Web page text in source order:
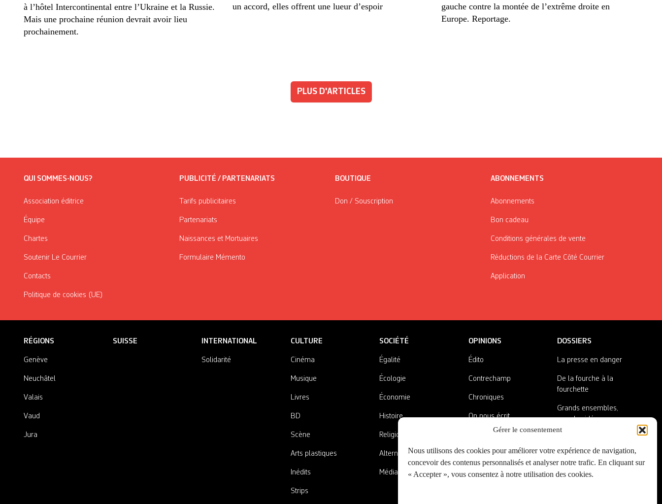
Gérer le consentement
Nous utilisons des cookies pour améliorer votre expérience de navigation,
concevoir des contenus personnalisés et analyser notre trafic. En cliquant sur
« Accepter », vous consentez à notre utilisation des cookies.
à l’hôtel Intercontinental entre l’Ukraine et la Russie.
Mais une prochaine réunion devrait avoir lieu
prochainement.
un accord, elles offrent une lueur d’espoir
gauche contre la montée de l’extrême droite en
Europe. Reportage.
PLUS D'ARTICLES
QUI SOMMES-NOUS?
Association éditrice
Équipe
Chartes
Soutenir Le Courrier
Contacts
Politique de cookies (UE)
PUBLICITÉ / PARTENARIATS
Tarifs publicitaires
Partenariats
Naissances et Mortuaires
Formulaire Mémento
BOUTIQUE
Don / Souscription
ABONNEMENTS
Abonnements
Bon cadeau
Conditions générales de vente
Réductions de la Carte Côté Courrier
Application
RÉGIONS
Genève
Neuchâtel
Valais
Vaud
Jura
SUISSE INTERNATIONAL
Solidarité
CULTURE
Cinéma
Musique
Livres
BD
Scène
Arts plastiques
Inédits
Strips
SOCIÉTÉ
Égalité
Écologie
Économie
Histoire
Religions
Alternatives
Médias
OPINIONS
Édito
Contrechamp
Chroniques
On nous écrit
Nos invité·es
A côté de la plaque
DOSSIERS
La presse en danger
De la fourche à la
fourchette
Grands ensembles,
grandes idées